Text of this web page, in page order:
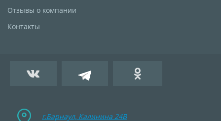
Отзывы о компании
Контакты
г.Барнаул, Калинина 24B